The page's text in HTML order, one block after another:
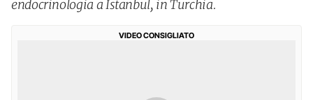
endocrinologia a Istanbul, in Turchia.
VIDEO CONSIGLIATO